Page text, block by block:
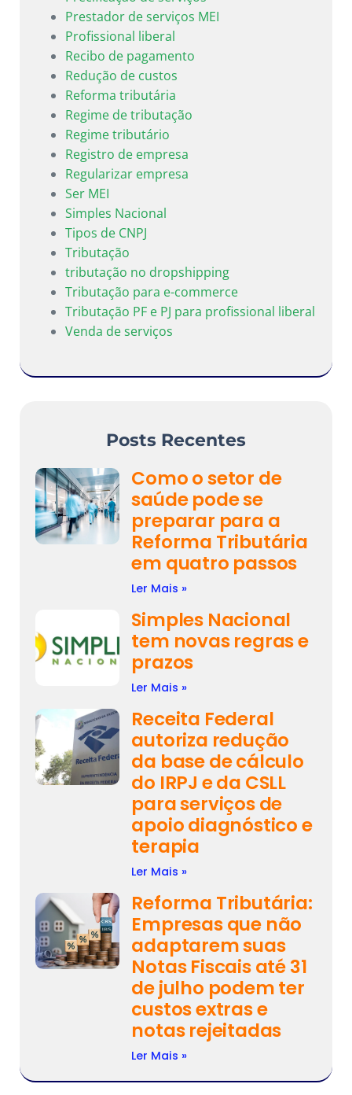
Prestador de serviços MEI
Profissional liberal
Recibo de pagamento
Redução de custos
Reforma tributária
Regime de tributação
Regime tributário
Registro de empresa
Regularizar empresa
Ser MEI
Simples Nacional
Tipos de CNPJ
Tributação
tributação no dropshipping
Tributação para e-commerce
Tributação PF e PJ para profissional liberal
Venda de serviços
Posts Recentes
Como o setor de
saúde pode se
preparar para a
Reforma Tributária
em quatro passos
Ler Mais »
Simples Nacional
tem novas regras e
prazos
Ler Mais »
Receita Federal
autoriza redução
da base de cálculo
do IRPJ e da CSLL
para serviços de
apoio diagnóstico e
terapia
Ler Mais »
Reforma Tributária:
Empresas que não
adaptarem suas
Notas Fiscais até 31
de julho podem ter
custos extras e
notas rejeitadas
Ler Mais »